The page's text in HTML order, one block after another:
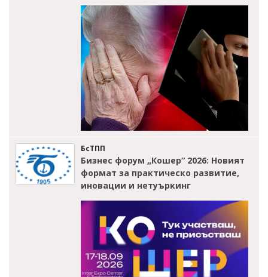
БсТПП
Бизнес форум „Кошер“ 2026: Новият
формат за практическо развитие,
иновации и нетуъркинг